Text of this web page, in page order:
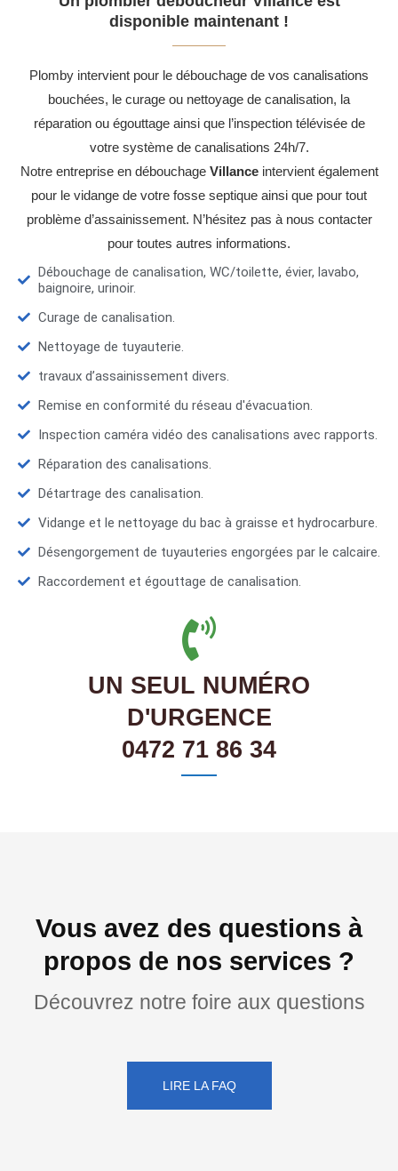
disponible maintenant !
Plomby intervient pour le débouchage de vos canalisations
bouchées, le curage ou nettoyage de canalisation, la
réparation ou égouttage ainsi que l’inspection télévisée de
votre système de canalisations 24h/7.
Notre entreprise en débouchage Villanceintervient également
pour le vidange de votre fosse septique ainsi que pour tout
problème d’assainissement. N’hésitez pas à nous contacter
pour toutes autres informations.
Débouchage de canalisation, WC/toilette, évier, lavabo,
baignoire, urinoir.
Curage de canalisation.
Nettoyage de tuyauterie.
travaux d’assainissement divers.
Remise en conformité du réseau d'évacuation.
Inspection caméra vidéo des canalisations avec rapports.
Réparation des canalisations.
Détartrage des canalisation.
Vidange et le nettoyage du bac à graisse et hydrocarbure.
Désengorgement de tuyauteries engorgées par le calcaire.
Raccordement et égouttage de canalisation.
UN SEUL NUMÉRO
D'URGENCE
0472 71 86 34
Vous avez des questions à
propos de nos services ?
Découvrez notre foire aux questions
LIRE LA FAQ